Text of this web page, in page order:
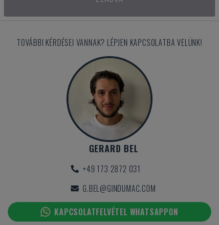
TOVÁBBI KÉRDÉSEI VANNAK? LÉPJEN KAPCSOLATBA VELÜNK!
GERARD BEL
+49 173 2872 031
G.BEL@GINDUMAC.COM
KAPCSOLATFELVÉTEL WHATSAPPON